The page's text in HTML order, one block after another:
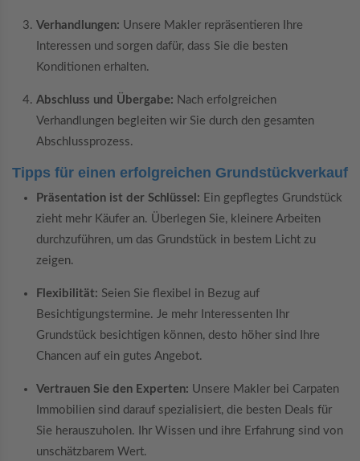
Verhandlungen: Unsere Makler repräsentieren Ihre
Interessen und sorgen dafür, dass Sie die besten
Konditionen erhalten.
Abschluss und Übergabe: Nach erfolgreichen
Verhandlungen begleiten wir Sie durch den gesamten
Abschlussprozess.
Tipps für einen erfolgreichen Grundstückverkauf
Präsentation ist der Schlüssel: Ein gepflegtes Grundstück
zieht mehr Käufer an. Überlegen Sie, kleinere Arbeiten
durchzuführen, um das Grundstück in bestem Licht zu
zeigen.
Flexibilität: Seien Sie flexibel in Bezug auf
Besichtigungstermine. Je mehr Interessenten Ihr
Grundstück besichtigen können, desto höher sind Ihre
Chancen auf ein gutes Angebot.
Vertrauen Sie den Experten: Unsere Makler bei Carpaten
Immobilien sind darauf spezialisiert, die besten Deals für
Sie herauszuholen. Ihr Wissen und ihre Erfahrung sind von
unschätzbarem Wert.